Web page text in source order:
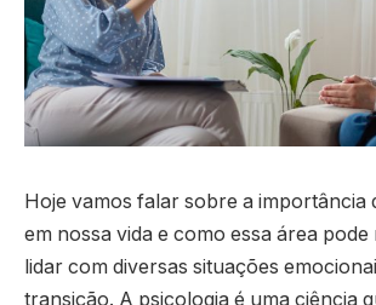
Hoje vamos falar sobre a importância
em nossa vida e como essa área pode
lidar com diversas situações
transição. A psicologia é uma ciência